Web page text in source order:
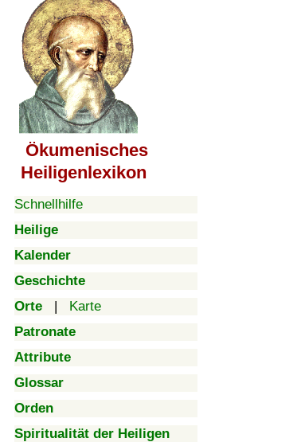
Ökumenisches
Heiligenlexikon
Schnellhilfe
Heilige
Kalender
Geschichte
Orte | Karte
Patronate
Attribute
Glossar
Orden
Spiritualität der Heiligen